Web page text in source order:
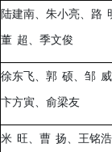
陆建南、朱小亮、路
董 超、季文俊
徐东飞、郭 硕、邹 威
卞方寅、俞梁友
米 旺、曹 扬、王铭浩